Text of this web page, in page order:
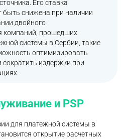
Его ставка
быть снижена при наличии
двойного
компаний, прошедших
системы в Сербии, такие
оптимизировать
сократить издержки при
и PSP
для платежной системы в
открытие расчетных